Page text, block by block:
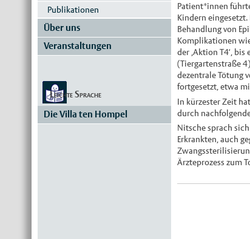
Publikationen
Über uns
Veranstaltungen
Leichte Sprache
Die Villa ten Hompel
Patient*innen
Kindern
Behandlung von
Komplikationen
der ‚Aktion T4‘,
(Tiergartenstraße
dezentrale Tötung
fortgesetzt, etwa
In kürzester Zeit
durch
Nitsche sprach
Erkrankten, auch
Ärzteprozess zum